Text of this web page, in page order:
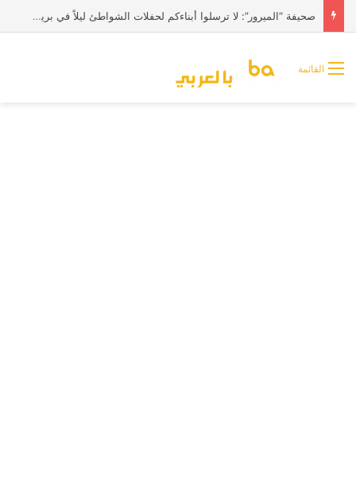
صحيفة “الميرور”: لا ترسلوا أبناءكم لحفلات الشواطئ ليلاً في بريطانيا
القائمة